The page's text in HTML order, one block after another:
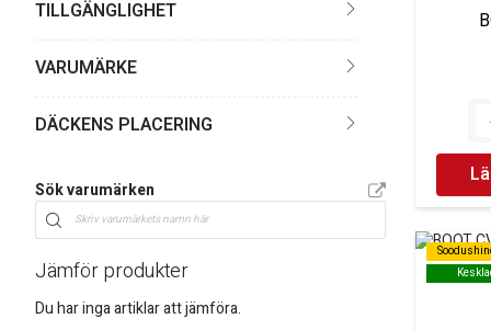
TILLGÄNGLIGHET
VARUMÄRKE
DÄCKENS PLACERING
Sök varumärken
Jämför produkter
Du har inga artiklar att jämföra.